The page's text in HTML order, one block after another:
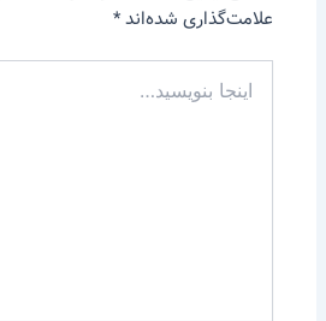
علامت‌گذاری شده‌اند*
بنویسید…